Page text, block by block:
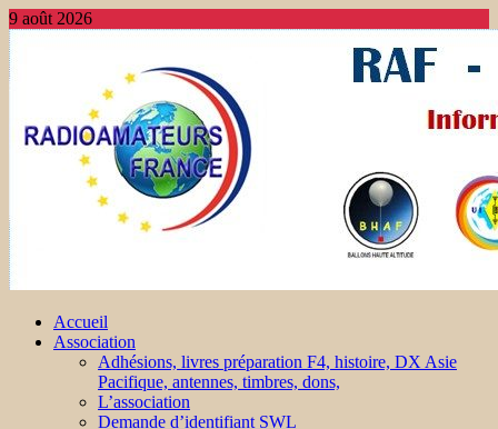
9 août 2026
Accueil
Association
Adhésions, livres préparation F4, histoire, DX Asie
Pacifique, antennes, timbres, dons,
L’association
Demande d’identifiant SWL